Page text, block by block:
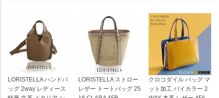
LORISTELLA ハンドバ
ッグ 2way レディース
LORISTELLA ストロー
レザー トートバッグ 25
クロコダイル バッグ マ
ット加工 バイカラー 2